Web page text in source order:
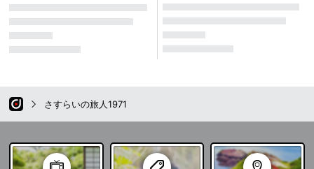
さすらいの旅人1971